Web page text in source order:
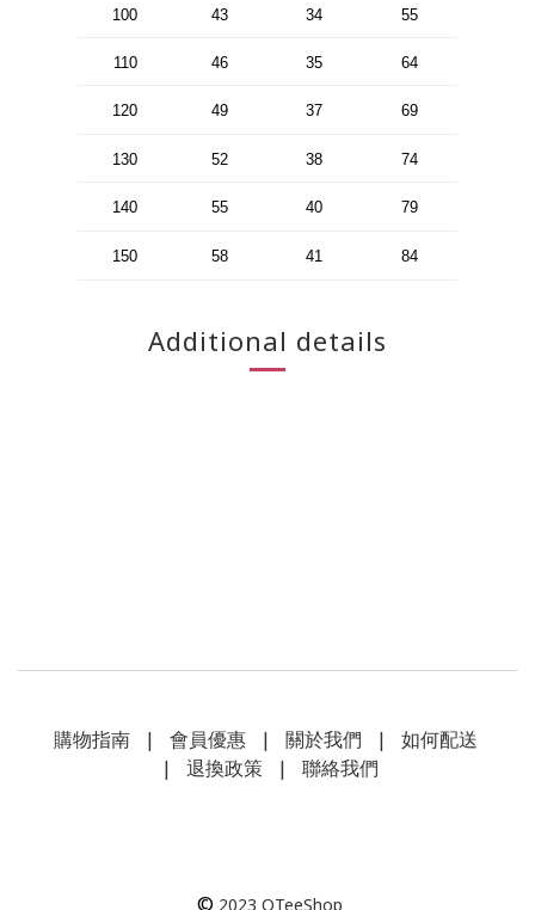
100 43 34 55
110 46 35 64
120 49 37 69
130 52 38 74
140 55 40 79
150 58 41 84
Additional details
購物指南| 會員優惠| 關於我們 | 如何配送
| 退換政策 | 聯絡我們
© 2023 QTeeShop